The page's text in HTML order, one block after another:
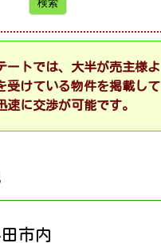
ートでは、大半が売主様よ
受けている物件を掲載して
速に交渉が可能です。
市内